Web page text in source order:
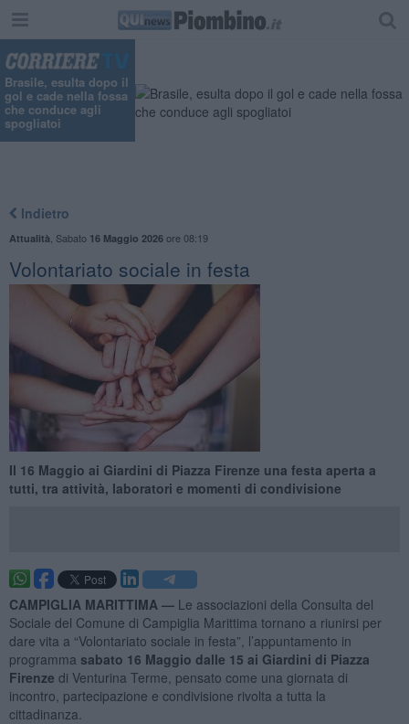
Brasile, esulta dopo il
gol e cade nella fossa
che conduce agli
spogliatoi
Indietro
Attualità Sabato 16 Maggio 2026ore 08:19
Volontariato sociale in festa
Il 16 Maggio ai Giardini di Piazza Firenze una festa aperta a
tutti, tra attività, laboratori e momenti di condivisione
CAMPIGLIA MARITTIMA — Le associazioni della Consulta del
Sociale del Comune di Campiglia Marittima tornano a riunirsi per
dare vita a “Volontariato sociale in festa”, l’appuntamento in
programma sabato 16 Maggio dalle 15 ai Giardini di Piazza
Firenze di Venturina Terme, pensato come una giornata di
incontro, partecipazione e condivisione rivolta a tutta la
cittadinanza.